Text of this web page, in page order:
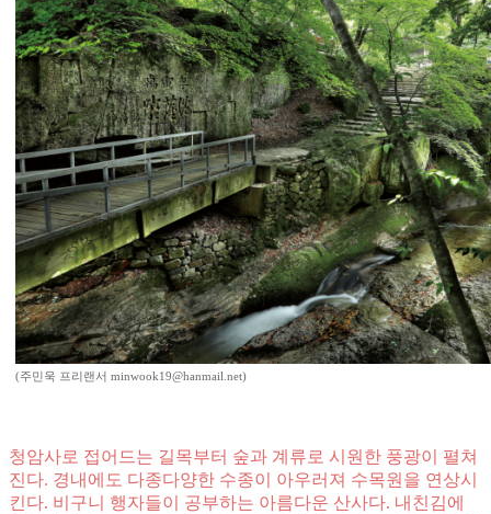
(주민욱 프리랜서 minwook19@hanmail.net)
청암사로 접어드는 길목부터 숲과 계류로 시원한 풍광이 펼쳐
진다. 경내에도 다종다양한 수종이 아우러져 수목원을 연상시
킨다. 비구니 행자들이 공부하는 아름다운 산사다. 내친김에